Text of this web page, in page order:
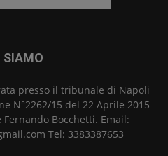
SIAMO
presso il tribunale di Napoli
N°2262/15 del 22 Aprile 2015
Bocchetti. Email:
Tel: 3383387653